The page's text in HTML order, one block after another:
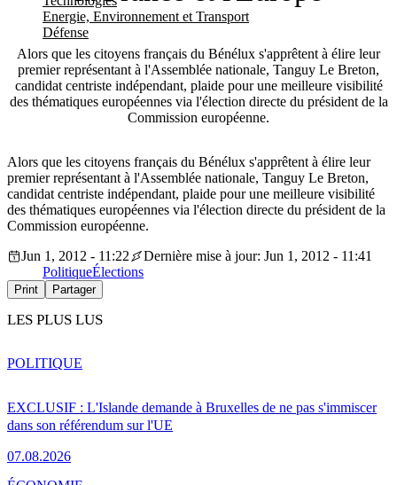
Energie, Environnement et Transport
Défense
Alors que les citoyens français du Bénélux s'apprêtent à élire leur
premier représentant à l'Assemblée nationale, Tanguy Le Breton,
candidat centriste indépendant, plaide pour une meilleure visibilité
des thématiques européennes via l'élection directe du président de la
Commission européenne.
Alors que les citoyens français du Bénélux s'apprêtent à élire leur
premier représentant à l'Assemblée nationale, Tanguy Le Breton,
candidat centriste indépendant, plaide pour une meilleure visibilité
des thématiques européennes via l'élection directe du président de la
Commission européenne.
Jun 1, 2012 - 11:22
Dernière mise à jour: Jun 1, 2012 - 11:41
PolitiqueÉlections
Print Partager
LES PLUS LUS
EXCLUSIF : L'Islande demande à Bruxelles de ne pas s'immiscer
dans son référendum sur l'UE
07.08.2026
POLITIQUE